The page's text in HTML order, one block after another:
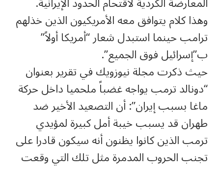
وهذا كلام يتوافق معه الأمريكيون الذين خذلهم
ترامب حينما استبدل شعار “أمريكا أولاً”
ب”إسرائيل فوق الجميع”.
حيث ذكرت مجلة نيوزويك في تقرير بعنوان
“دونالد ترمب يواجه غضباً ملحميا داخل حركة
ماغا بسبب إيران”: أن التصعيد الأخير ضد
طهران قد يسبب خيبة أمل كبيرة لمؤيدي
ترمب الذين كانوا يظنون أنه سيكون قادرا على
تجنب الحروب المدمرة مثل تلك التي وقعت